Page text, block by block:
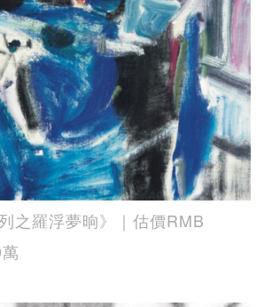
之羅浮夢晌》｜估價RMB